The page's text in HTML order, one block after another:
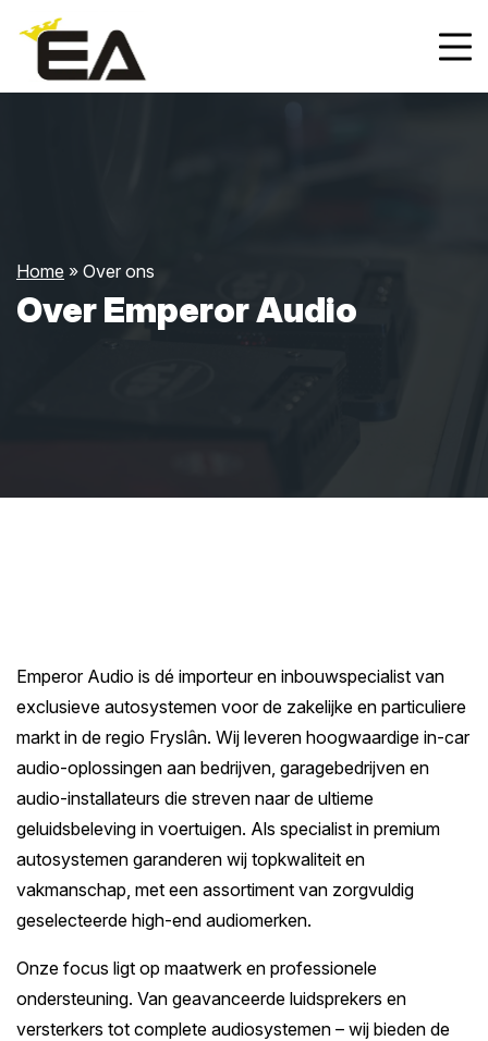
Home » Over ons
Over Emperor Audio
Emperor Audio is dé importeur en inbouwspecialist van
exclusieve autosystemen voor de zakelijke en particuliere
markt in de regio Fryslân. Wij leveren hoogwaardige in-car
audio-oplossingen aan bedrijven, garagebedrijven en
audio-installateurs die streven naar de ultieme
geluidsbeleving in voertuigen. Als specialist in premium
autosystemen garanderen wij topkwaliteit en
vakmanschap, met een assortiment van zorgvuldig
geselecteerde high-end audiomerken.
Onze focus ligt op maatwerk en professionele
ondersteuning. Van geavanceerde luidsprekers en
versterkers tot complete audiosystemen – wij bieden de